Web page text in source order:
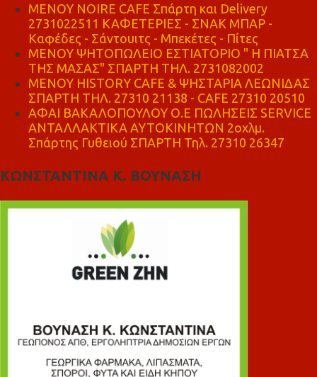
MENOY NOIRE CAFE Σπάρτη και Delivery
2731022511 ΚΑΦΕΤΕΡΙΕΣ - ΣΝΑΚ ΜΠΑΡ -
Καφέδες - Σάντουιτς - Μπεκέτες - Πίτες
ΜΕΝΟΥ ΨΗΤΟΠΩΛΕΙΟ ΕΣΤΙΑΤΟΡΙΟ " Η ΠΙΑΤΣΑ
ΤΗΣ ΜΑΣΑΣ" ΣΠΑΡΤΗ ΤΗΛ. 2731082002
ΜΕΝΟΥ HISTORY CAFE & ΨΗΣΤΑΡΙΑ ΛΕΩΝΙΔΑΣ
ΣΠΑΡΤΗ ΤΗΛ. 27310 21138 - CAFE 27310 20510
ΑΦΑΙ ΒΑΚΑΛΟΠΟΥΛΟΥ Ο.Ε ΠΩΛΗΣΕΙΣ SERVICE
ΑΝΤΑΛΛΑΚΤΙΚΑ ΑΥΤΟΚΙΝΗΤΩΝ 2οχλμ.
Σπάρτης Γυθειού ΣΠΑΡΤΗ Τηλ. 27310 26347
ΚΩΝΣΤΑΝΤΙΝΑ Κ. ΒΟΥΝΑΣΗ